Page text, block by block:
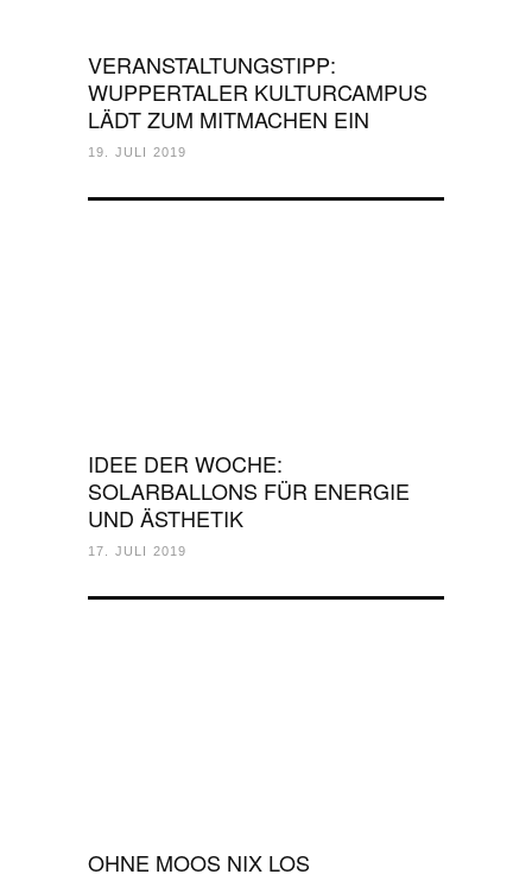
VERANSTALTUNGSTIPP:
WUPPERTALER KULTURCAMPUS
LÄDT ZUM MITMACHEN EIN
19. JULI 2019
IDEE DER WOCHE:
SOLARBALLONS FÜR ENERGIE
UND ÄSTHETIK
17. JULI 2019
OHNE MOOS NIX LOS